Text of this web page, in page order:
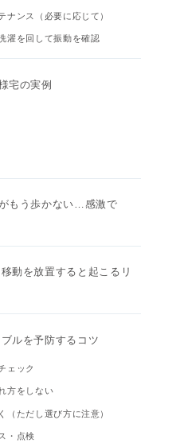
ナンス（必要に応じて）
濯を回して振動を確認
宅の実例
もう歩かない…感激で
動を放置すると起こるリ
ルを予防するコツ
ェック
方をしない
（ただし選び方に注意）
・点検